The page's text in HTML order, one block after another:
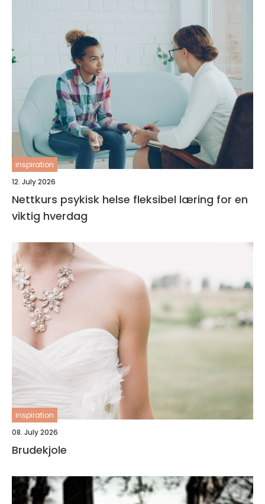
inspiration
12. July 2026
Nettkurs psykisk helse fleksibel læring for en
viktig hverdag
inspiration
08. July 2026
Brudekjole